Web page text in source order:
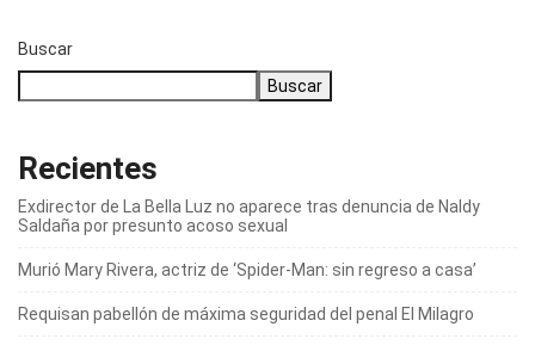
Buscar
Buscar
Recientes
Exdirector de La Bella Luz no aparece tras denuncia de Naldy
Saldaña por presunto acoso sexual
Murió Mary Rivera, actriz de ‘Spider-Man: sin regreso a casa’
Requisan pabellón de máxima seguridad del penal El Milagro